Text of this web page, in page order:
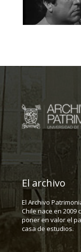
El archivo
El Archivo
Chile nace en 2009
poner en valor el
casa de estudios.